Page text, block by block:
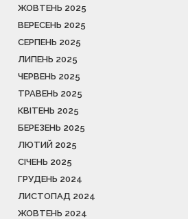
ЖОВТЕНЬ 2025
ВЕРЕСЕНЬ 2025
СЕРПЕНЬ 2025
ЛИПЕНЬ 2025
ЧЕРВЕНЬ 2025
ТРАВЕНЬ 2025
КВІТЕНЬ 2025
БЕРЕЗЕНЬ 2025
ЛЮТИЙ 2025
СІЧЕНЬ 2025
ГРУДЕНЬ 2024
ЛИСТОПАД 2024
ЖОВТЕНЬ 2024